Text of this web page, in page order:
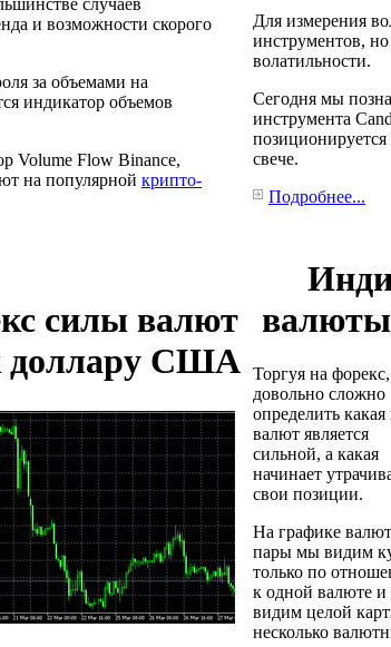
случаев
и возможности скорого
за объемами на
индикатор объемов
Volume Flow Binance,
на популярной крипто-
силы валют
доллару США
Для измерения
инструментов,
волатильности.
Сегодня мы
инструмента
свече.
Подробнее...
Торгуя на форекс,
довольно сложно
определить какая
валют является
сильной, а какая
начинает
свои позиции.
На графике
пары мы видим
только по
к одной валюте и
видим целой
несколько